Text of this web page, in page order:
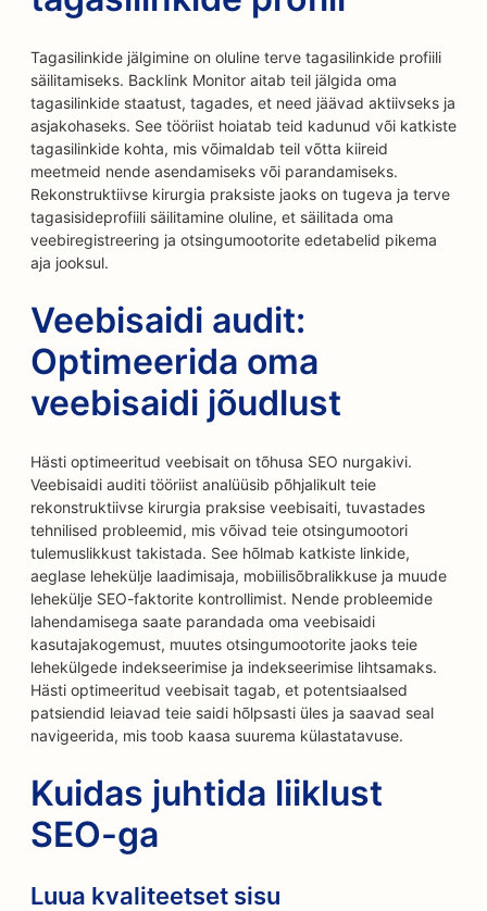
Tagasilinkide jälgimine on oluline terve tagasilinkide profiili
säilitamiseks. Backlink Monitor aitab teil jälgida oma
tagasilinkide staatust, tagades, et need jäävad aktiivseks ja
asjakohaseks. See tööriist hoiatab teid kadunud või katkiste
tagasilinkide kohta, mis võimaldab teil võtta kiireid
meetmeid nende asendamiseks või parandamiseks.
Rekonstruktiivse kirurgia praksiste jaoks on tugeva ja terve
tagasisideprofiili säilitamine oluline, et säilitada oma
veebiregistreering ja otsingumootorite edetabelid pikema
aja jooksul.
Veebisaidi audit:
Optimeerida oma
veebisaidi jõudlust
Hästi optimeeritud veebisait on tõhusa SEO nurgakivi.
Veebisaidi auditi tööriist analüüsib põhjalikult teie
rekonstruktiivse kirurgia praksise veebisaiti, tuvastades
tehnilised probleemid, mis võivad teie otsingumootori
tulemuslikkust takistada. See hõlmab katkiste linkide,
aeglase lehekülje laadimisaja, mobiilisõbralikkuse ja muude
lehekülje SEO-faktorite kontrollimist. Nende probleemide
lahendamisega saate parandada oma veebisaidi
kasutajakogemust, muutes otsingumootorite jaoks teie
lehekülgede indekseerimise ja indekseerimise lihtsamaks.
Hästi optimeeritud veebisait tagab, et potentsiaalsed
patsiendid leiavad teie saidi hõlpsasti üles ja saavad seal
navigeerida, mis toob kaasa suurema külastatavuse.
Kuidas juhtida liiklust
SEO-ga
Luua kvaliteetset sisu